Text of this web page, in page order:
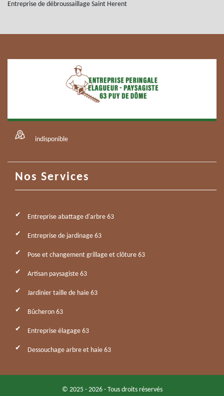
Entreprise de débroussaillage Saint Herent
indisponible
Nos Services
Entreprise abattage d'arbre 63
Entreprise de jardinage 63
Pose et changement grillage et clôture 63
Artisan paysagiste 63
Jardinier taille de haie 63
Bûcheron 63
Entreprise élagage 63
Dessouchage arbre et haie 63
© 2025 - 2026 - Tous droits réservés